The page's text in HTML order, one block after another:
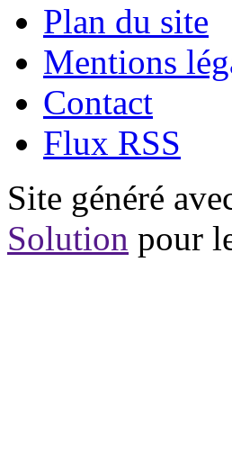
Plan du site
Mentions
Contact
Flux RSS
Site généré
Solution pour